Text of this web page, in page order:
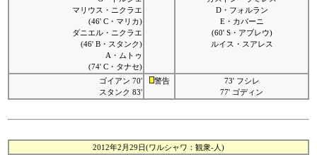
マリウス・ニクラエ
(46' C・マリカ)
ダニエル・ニクラエ
(46' B・スタンク)
A・ムトゥ
(74' C・タナセ)
D・フォルラン
E・カバーニ
(60' S・アブレウ)
ルイス・スアレス
ゴイアン 70'
スタンク 83'
警告
73' フシレ
77' ゴディン
2012年2月29日(ワルシャワ：観衆-人)